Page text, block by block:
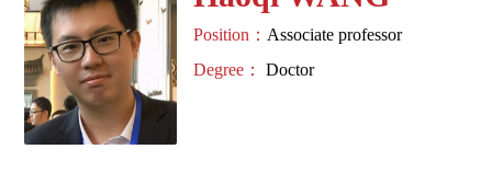
Position：Associate professor
Degree：Doctor